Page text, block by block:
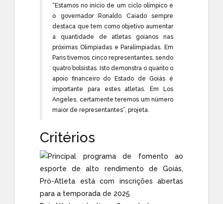
“Estamos no início de um ciclo olímpico e
o governador Ronaldo Caiado sempre
destaca que tem como objetivo aumentar
a quantidade de atletas goianos nas
próximas Olimpíadas e Paralímpiadas. Em
Paris tivemos cinco representantes, sendo
quatro bolsistas. Isto demonstra o quanto o
apoio financeiro do Estado de Goiás é
importante para estes atletas. Em Los
Angeles, certamente teremos um número
maior de representantes”, projeta.
Critérios